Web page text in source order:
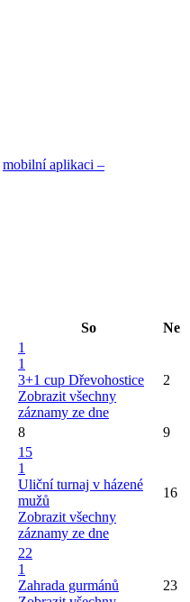
mobilní aplikaci –
So Ne
1
1
3+1 cup Dřevohostice
Zobrazit všechny
záznamy ze dne
2
8 9
15
1
Uliční turnaj v házené
mužů
Zobrazit všechny
záznamy ze dne
16
22
1
Zahrada gurmánů
23